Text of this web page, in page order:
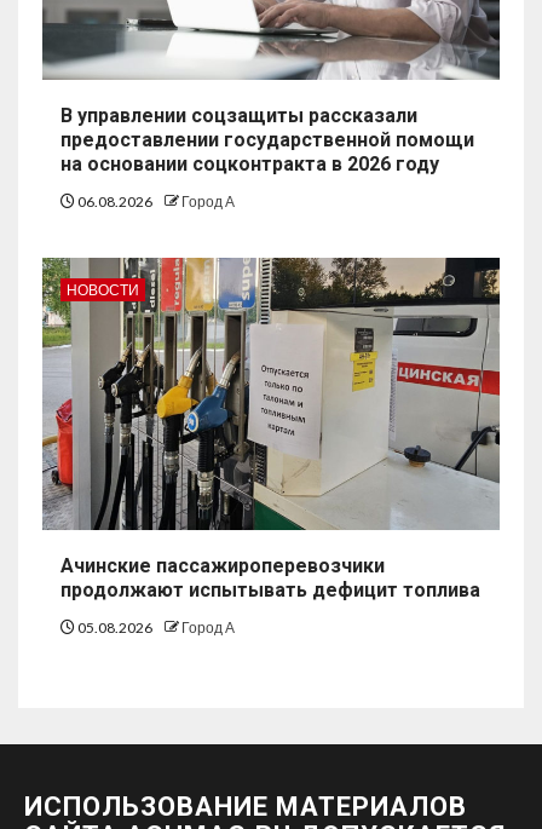
В управлении соцзащиты рассказали
предоставлении государственной помощи
на основании соцконтракта в 2026 году
06.08.2026 Город А
НОВОСТИ
Ачинские пассажироперевозчики
продолжают испытывать дефицит топлива
05.08.2026 Город А
ИСПОЛЬЗОВАНИЕ МАТЕРИАЛОВ